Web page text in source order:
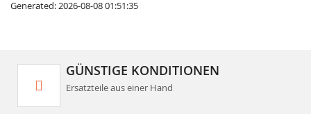
Generated: 2026-08-08 01:51:35
GÜNSTIGE KONDITIONEN
Ersatzteile aus einer Hand